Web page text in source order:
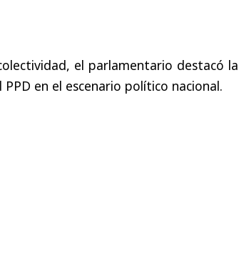
el parlamentario destacó la
en el escenario político nacional.